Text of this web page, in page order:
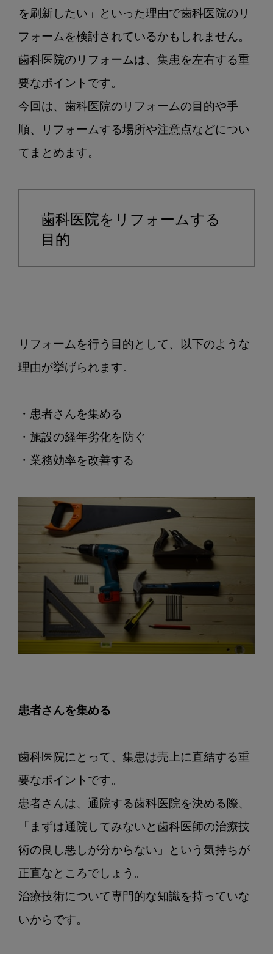
の
リ
ォ
ー
を
検
し
い
改
や
場
事
れ、
点
ま
め
を刷新したい」といった理由で歯科医院のリ
フォームを検討されているかもしれません。
歯科医院のリフォームは、集患を左右する重
要なポイントです。
今回は、歯科医院のリフォームの目的や手
順、リフォームする場所や注意点などについ
てまとめます。
歯科医院をリフォームする
目的
リフォームを行う目的として、以下のような
理由が挙げられます。
・患者さんを集める
・施設の経年劣化を防ぐ
・業務効率を改善する
患者さんを集める
歯科医院にとって、集患は売上に直結する重
要なポイントです。
患者さんは、通院する歯科医院を決める際、
「まずは通院してみないと歯科医師の治療技
術の良し悪しが分からない」という気持ちが
正直なところでしょう。
治療技術について専門的な知識を持っていな
いからです。